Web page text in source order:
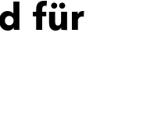
für